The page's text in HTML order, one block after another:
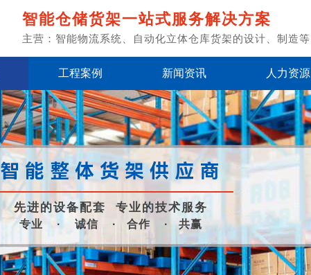
先进的设备配套专业的技术服务
专业 · 诚信 · 合作 · 共赢
智能整体货架供应商
主营：智能物流系统、自动化立体仓库货架的设计、制造等
智能仓储货架一站式服务解决方案
工程案例 新闻资讯 人力资源